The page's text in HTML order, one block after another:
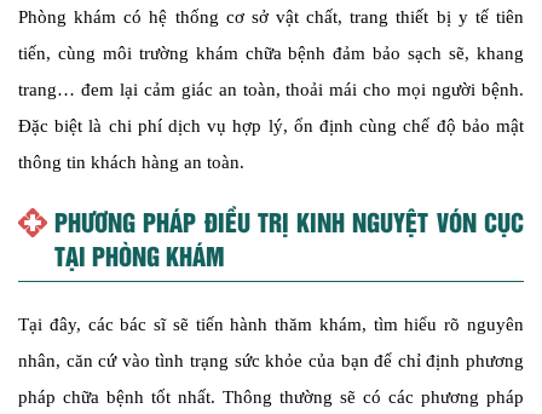
Phòng khám có hệ thống cơ sở vật chất, trang thiết bị y tế tiên
tiến, cùng môi trường khám chữa bệnh đảm bảo sạch sẽ, khang
trang… đem lại cảm giác an toàn, thoải mái cho mọi người bệnh.
Đặc biệt là chi phí dịch vụ hợp lý, ổn định cùng chế độ bảo mật
thông tin khách hàng an toàn.
PHƯƠNG PHÁP ĐIỀU TRỊ KINH NGUYỆT VÓN CỤC
TẠI PHÒNG KHÁM
Tại đây, các bác sĩ sẽ tiến hành thăm khám, tìm hiểu rõ nguyên
nhân, căn cứ vào tình trạng sức khỏe của bạn để chỉ định phương
pháp chữa bệnh tốt nhất. Thông thường sẽ có các phương pháp